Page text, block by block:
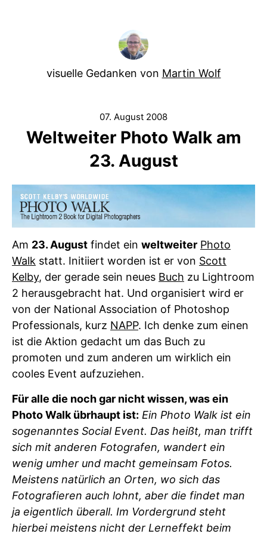
visuelle Gedanken von Martin Wolf
07. August 2008
Weltweiter Photo Walk am
23. August
Am 23. August findet ein weltweiter Photo
Walk statt. Initiiert worden ist er von Scott
Kelby, der gerade sein neues Buch zu Lightroom
2 herausgebracht hat. Und organisiert wird er
von der National Association of Photoshop
Professionals, kurz NAPP. Ich denke zum einen
ist die Aktion gedacht um das Buch zu
promoten und zum anderen um wirklich ein
cooles Event aufzuziehen.
Für alle die noch gar nicht wissen, was ein
Photo Walk übrhaupt ist: Ein Photo Walk ist ein
sogenanntes Social Event. Das heißt, man trifft
sich mit anderen Fotografen, wandert ein
wenig umher und macht gemeinsam Fotos.
Meistens natürlich an Orten, wo sich das
Fotografieren auch lohnt, aber die findet man
ja eigentlich überall. Im Vordergrund steht
hierbei meistens nicht der Lerneffekt beim